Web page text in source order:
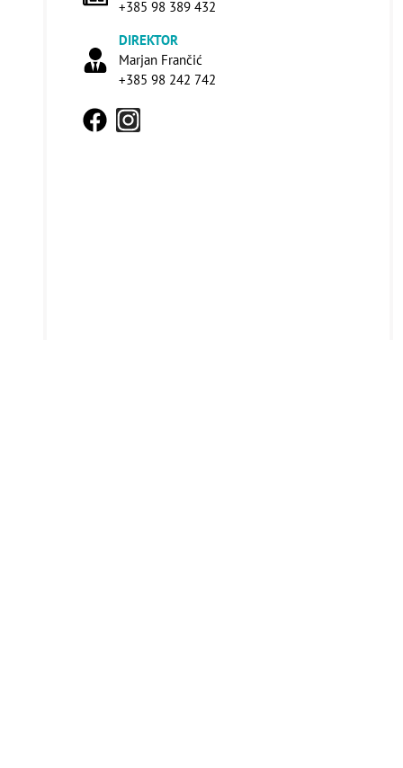
+385 98 389 432
DIREKTOR
Marjan Frančić
+385 98 242 742